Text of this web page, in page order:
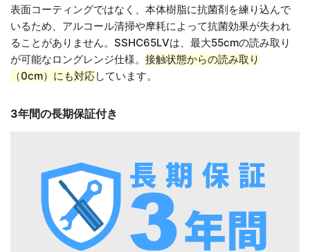
表面コーティングではなく、本体樹脂に抗菌剤を練り込んで
いるため、アルコール清掃や摩耗によって抗菌効果が失われ
ることがありません。SSHC65LVは、最大55cmの読み取り
が可能なロングレンジ仕様。 接触状態からの読み取り
（0cm）にも対応しています。
3年間の長期保証付き